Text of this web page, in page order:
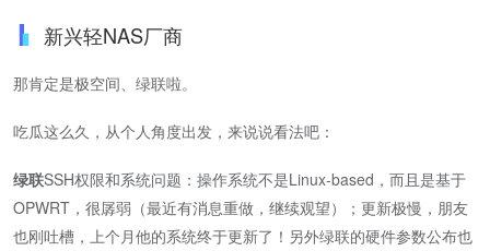
新兴轻NAS厂商
那肯定是极空间、绿联啦。
吃瓜这么久，从个人角度出发，来说说看法吧：
绿联SSH权限和系统问题：操作系统不是Linux-based，而且是基于
OPWRT，很孱弱（最近有消息重做，继续观望）；更新极慢，朋友
也刚吐槽，上个月他的系统终于更新了！另外绿联的硬件参数公布也